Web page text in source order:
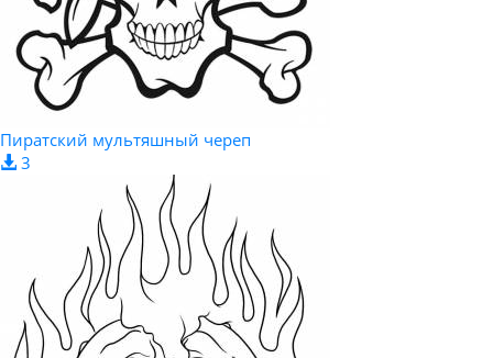
Пиратский мультяшный череп
3